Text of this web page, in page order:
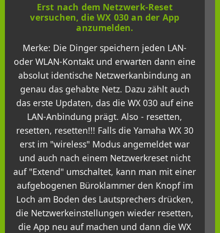
Erst nach dem Netzwerk-Reset
versuchen, die WX 030 an der App
anzumelden.
Merke: Die Dinger speichern jeden LAN-
oder WLAN-Kontakt und erwarten dann eine
absolut identische Netzwerkanbindung an
genau das gehabte Netz. Dazu zählt auch
das erste Updaten, das die WX 030 auf eine
LAN-Anbindung prägt. Also - resetten,
resetten, resetten!!! Falls die Yamaha WX 30
erst im "wireless" Modus angemeldet war
und auch nach einem Netzwerkreset nicht
auf "Extend" umschaltet, kann man mit einer
aufgebogenen Büroklammer den Knopf im
Loch am Boden des Lautsprechers drücken,
die Netzwerkeinstellungen wieder resetten,
die App neu auf machen und dann die WX